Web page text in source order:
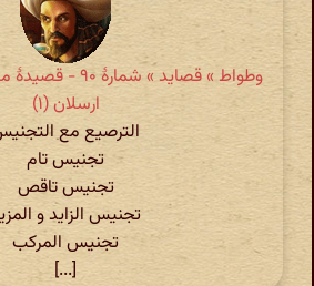
وطواط » قصاید »
ارسلان (۱)
الترصیع مع
تجنیس تام
تجنیس تاقص
تجنیس الزاید و
تجنیس المرکب
[...]